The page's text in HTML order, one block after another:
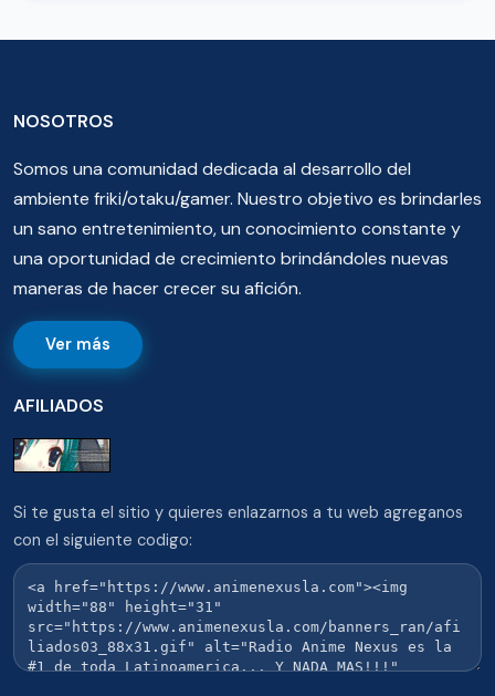
NOSOTROS
Somos una comunidad dedicada al desarrollo del
ambiente friki/otaku/gamer. Nuestro objetivo es brindarles
un sano entretenimiento, un conocimiento constante y
una oportunidad de crecimiento brindándoles nuevas
maneras de hacer crecer su afición.
Ver más
AFILIADOS
Si te gusta el sitio y quieres enlazarnos a tu web agreganos
con el siguiente codigo: